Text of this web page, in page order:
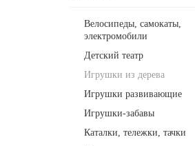
Велосипеды, самокаты,
электромобили
Детский театр
Игрушки из дерева
Игрушки развивающие
Игрушки-забавы
Каталки, тележки, тачки